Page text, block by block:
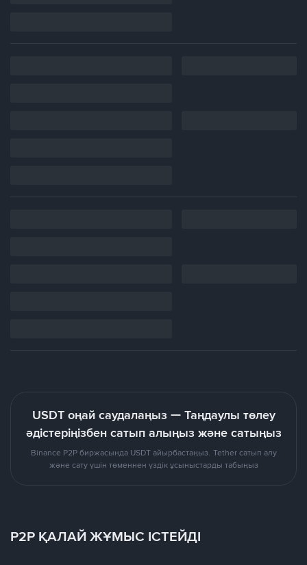
USDT оңай саудалаңыз — Таңдаулы төлеу
әдістеріңізбен сатып алыңыз және сатыңыз
Binance P2P биржасында USDT айырбастаңыз. Tether сатып алу
және сату үшін төменнен үздік ұсыныстарды табыңыз
P2P ҚАЛАЙ ЖҰМЫС ІСТЕЙДІ